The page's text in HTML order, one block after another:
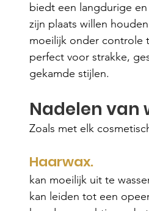
biedt een langdurige
zijn plaats willen
moeilijk onder controle
perfect voor strakke,
gekamde stijlen.
Nadelen van
Zoals met elk
Haarwax.
kan moeilijk uit te
kan leiden tot een